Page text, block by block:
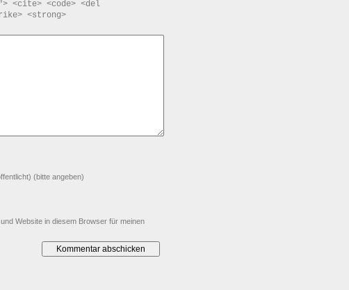
<cite> <code> <del
<strong>
(bitte angeben)
Website in diesem Browser für meinen